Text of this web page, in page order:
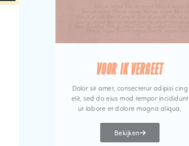
VOOR IK VERGEET
Dolor sit amet, consectetur adipisi cing
elit, sed do eius mod tempor incididunt
ut labore et dolore magna aliqua.
Bekijken